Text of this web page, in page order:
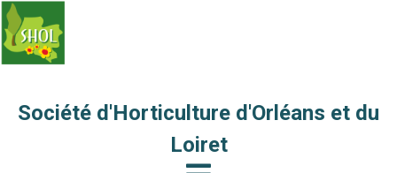
Société d'Horticulture d'Orléans et du
Loiret